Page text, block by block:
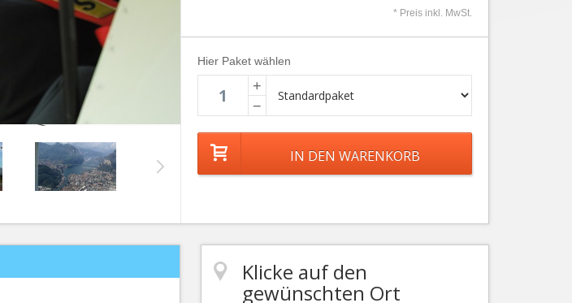
* Preis inkl. MwSt.
Hier Paket wählen
+
−
Klicke auf den
gewünschten Ort